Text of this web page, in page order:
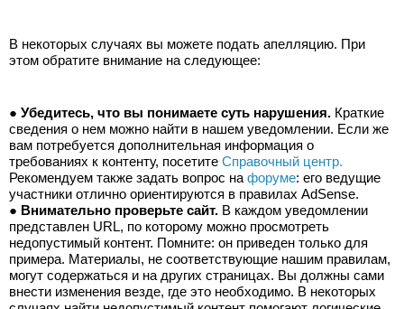
В некоторых случаях вы можете подать апелляцию. При
этом обратите внимание на следующее:
● Убедитесь, что вы понимаете суть нарушения. Краткие
сведения о нем можно найти в нашем уведомлении. Если же
вам потребуется дополнительная информация о
требованиях к контенту, посетите Справочный центр.
Рекомендуем также задать вопрос на форуме: его ведущие
участники отлично ориентируются в правилах AdSense.
● Внимательно проверьте сайт. В каждом уведомлении
представлен URL, по которому можно просмотреть
недопустимый контент. Помните: он приведен только для
примера. Материалы, не соответствующие нашим правилам,
могут содержаться и на других страницах. Вы должны сами
внести изменения везде, где это необходимо. В некоторых